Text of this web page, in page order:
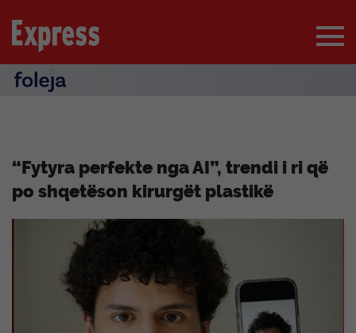
“Fytyra perfekte nga AI”, trendi i ri që
po shqetëson kirurgët plastikë